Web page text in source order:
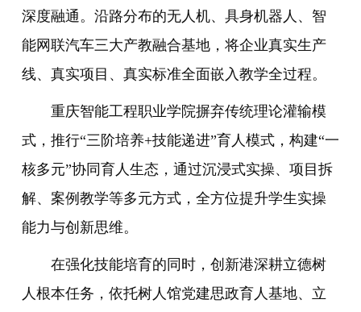
深度融通。沿路分布的无人机、具身机器人、智
能网联汽车三大产教融合基地，将企业真实生产
线、真实项目、真实标准全面嵌入教学全过程。
重庆智能工程职业学院摒弃传统理论灌输模
式，推行“三阶培养+技能递进”育人模式，构建“一
核多元”协同育人生态，通过沉浸式实操、项目拆
解、案例教学等多元方式，全方位提升学生实操
能力与创新思维。
在强化技能培育的同时，创新港深耕立德树
人根本任务，依托树人馆党建思政育人基地、立